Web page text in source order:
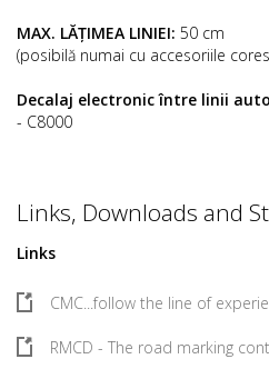
MAX. LĂȚIMEA LINIEI: 50 cm
(posibilă numai cu accesoriile
Decalaj electronic între linii
- C8000
Links, Downloads and
Links
CMC...follow the line of
RMCD - The road marking